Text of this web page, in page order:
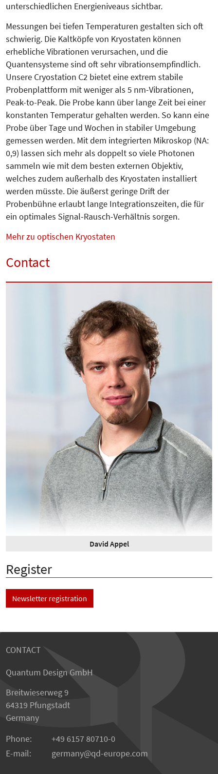
unterschiedlichen Energieniveaus sichtbar.
Messungen bei tiefen Temperaturen gestalten sich oft
schwierig. Die Kalt­köpfe von Kryostaten können
erhebliche Vibrationen verursachen, und die
Quantensysteme sind oft sehr vibrationsempfindlich.
Unsere Cryo­sta­tion C2 bietet eine extrem stabile
Probenplattform mit weniger als 5 nm-Vibrationen,
Peak-to-Peak. Die Probe kann über lange Zeit bei einer
konstanten Temperatur gehalten werden. So kann eine
Probe über Tage und Wochen in stabiler Umgebung
gemessen werden. Mit dem integrierten Mikroskop (NA:
0,9) lassen sich mehr als doppelt so viele Photonen
sammeln wie mit dem besten externen Objektiv,
welches zudem außerhalb des Kryostaten installiert
werden müsste. Die äußerst geringe Drift der
Probenbühne erlaubt lange In­te­grationszeiten, die für
ein optimales Signal-Rausch-Verhältnis sorgen.
Mehr zu optischen Kryostaten
Contact
David Appel
Register
Newsletter registration
CONTACT
Quantum Design GmbH
Breitwieserweg 9
64319 Pfungstadt
Germany
Phone:
+49 6157 80710-0
E-mail:
germany qd-europe.com